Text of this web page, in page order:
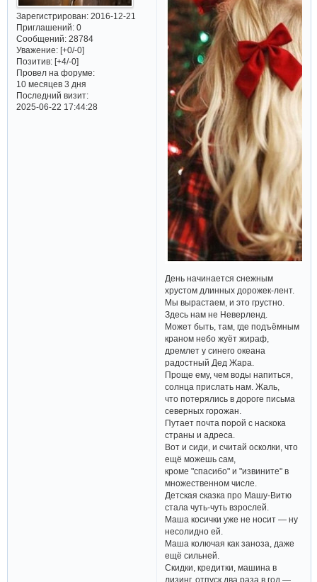
Зарегистрирован: 2016-12-21
Приглашений:0
Сообщений:28784
Уважение: [+0/-0]
Позитив: [+4/-0]
Провел на форуме:
10 месяцев 3 дня
Последний визит:
2025-06-22 17:44:28
День начинается снежным
хрустом длинных дорожек-лент.
Мы вырастаем, и это грустно.
Здесь нам не Неверленд.
Может быть, там, где подъёмным
краном небо жуёт жираф,
дремлет у синего океана
радостный Дед Жара.
Проще ему, чем воды напиться,
солнца прислать нам. Жаль,
что потерялись в дороге письма
северных горожан.
Путает почта порой с наскока
страны и адреса.
Вот и сиди, и считай осколки, что
ещё можешь сам,
кроме "спасибо" и "извините" в
множественном числе.
Детская сказка про Машу-Витю
стала чуть-чуть взрослей.
Маша косички уже не носит — ну
несолидно ей.
Маша колючая как заноза, даже
ещё сильней.
Скидки, кредитки, машина в
лизинг, отпуск два раза в год —